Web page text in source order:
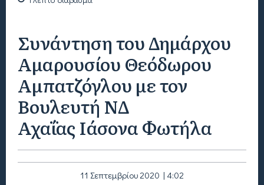
Συνάντηση του Δημάρχου
Αμαρουσίου Θεόδωρου
Αμπατζόγλου με τον
Βουλευτή ΝΔ
Αχαΐας Ιάσονα Φωτήλα
11 Σεπτεμβρίου 2020 | 4:02